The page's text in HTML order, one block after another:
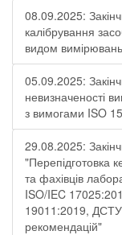
08.09.2025:
калібрування
видом
05.09.2025:
невизначеності
з вимогами ISO
29.08.2025:
"Перепідготовка
та фахівців
ISO/IEC
19011:2019,
рекомендацій"